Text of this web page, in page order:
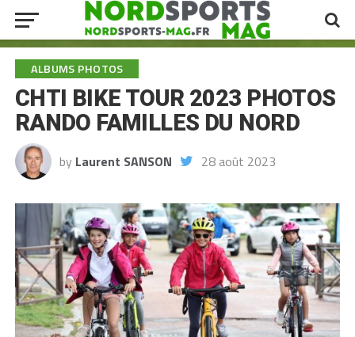
ALBUMS PHOTOS
CHTI BIKE TOUR 2023 PHOTOS
RANDO FAMILLES DU NORD
by Laurent SANSON 28 août 2023